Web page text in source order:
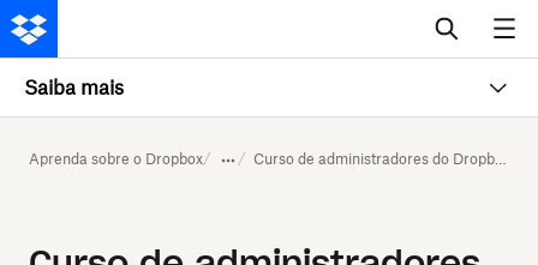
Saiba mais
Aprenda sobre o Dropbox Curso de administradores do Dropbox Business